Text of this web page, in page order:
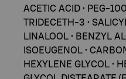
ACETIC ACID • PEG-
TRIDECETH-3 •
LINALOOL • BENZYL
ISOEUGENOL •
HEXYLENE GLYCOL •